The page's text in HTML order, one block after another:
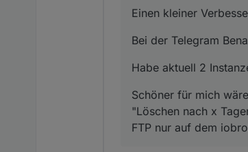
Einen kleiner
Bei der Telegram
Habe aktuell 2
Schöner für mich
"Löschen nach x
FTP nur auf dem